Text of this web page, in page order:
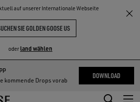
auf unserer Internationale Webseite
SIE GOLDEN GOOSE US
oder land wählen
kommende Drops vorab
DOWNLOAD
THE
COMMUNITY